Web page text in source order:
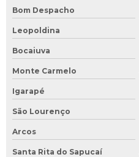
Bom Despacho
Leopoldina
Bocaiuva
Monte Carmelo
Igarapé
São Lourenço
Arcos
Santa Rita do Sapucaí